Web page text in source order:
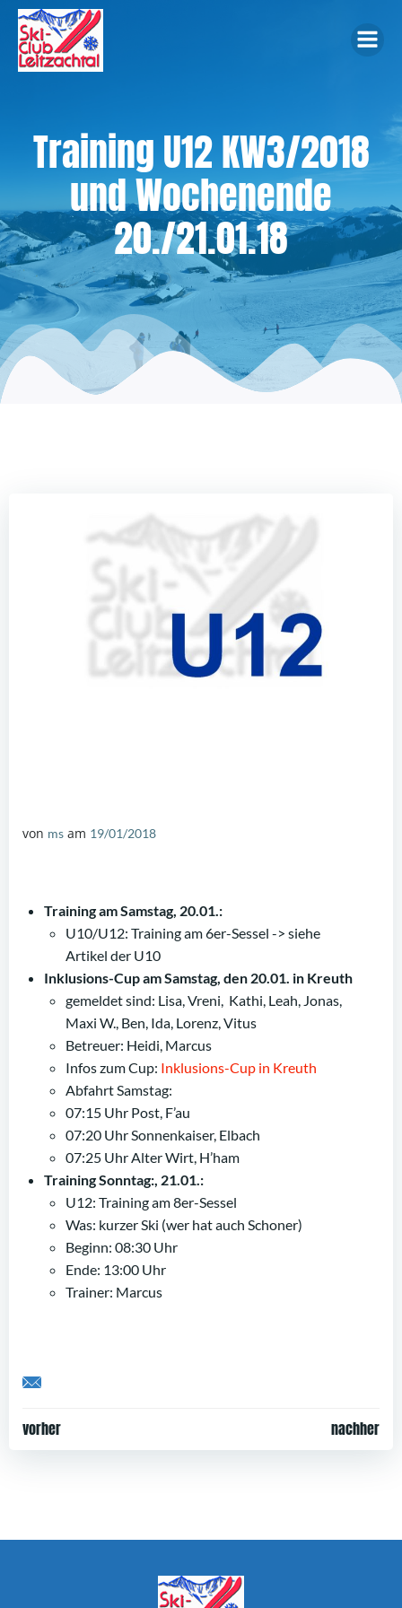
Training U12 KW3/2018
und Wochenende
20./21.01.18
von ms am 19/01/2018
Training am Samstag, 20.01.:
U10/U12: Training am 6er-Sessel -> siehe
Artikel der U10
Inklusions-Cup am Samstag, den 20.01. in Kreuth
gemeldet sind: Lisa, Vreni, Kathi, Leah, Jonas,
Maxi W., Ben, Ida, Lorenz, Vitus
Betreuer: Heidi, Marcus
Infos zum Cup: Inklusions-Cup in Kreuth
Abfahrt Samstag:
07:15 Uhr Post, F’au
07:20 Uhr Sonnenkaiser, Elbach
07:25 Uhr Alter Wirt, H’ham
Training Sonntag:, 21.01.:
U12: Training am 8er-Sessel
Was: kurzer Ski (wer hat auch Schoner)
Beginn: 08:30 Uhr
Ende: 13:00 Uhr
Trainer: Marcus
Share by Email
Post
vorher
Post
nachher